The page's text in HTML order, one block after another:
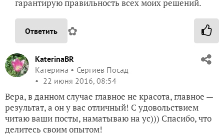
гарантирую правильность всех моих решений.
Ответить ✿
KaterinaBR
Катерина
Сергиев Посад
22 июня 2016, 08:54
Вера, в данном случае главное не красота, главное —
результат, а он у вас отличный! С удовольствием
читаю ваши посты, наматываю на ус))) Спасибо, что
делитесь своим опытом!